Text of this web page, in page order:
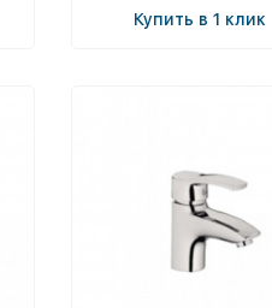
Купить в 1 клик